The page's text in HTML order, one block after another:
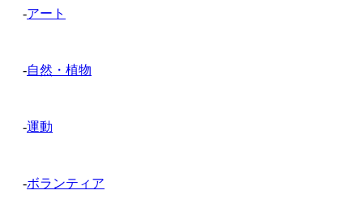
-アート
-自然・植物
-運動
-ボランティア